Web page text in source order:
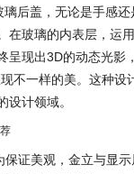
后盖，无论是手感
在玻璃的内表层，运
呈现出3D的动态光影
不一样的美。这种设
计领域。
证美观，金立与显